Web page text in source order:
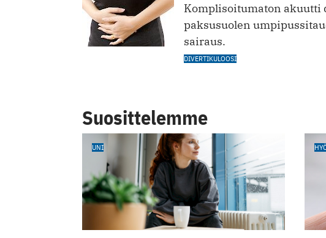
Komplisoitumaton
paksusuolen
sairaus.
DIVERTIKULOOSI
Suosittelemme
UNI